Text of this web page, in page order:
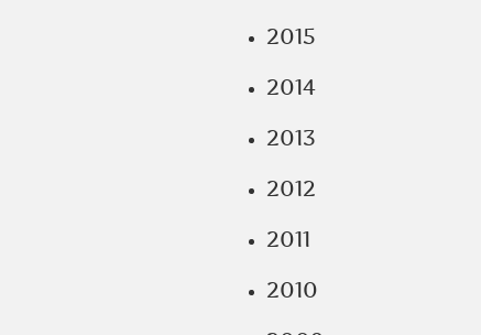
2015
2014
2013
2012
2011
2010